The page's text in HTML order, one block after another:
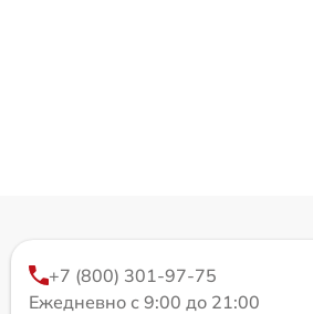
+7 (800) 301-97-75
Ежедневно с 9:00 до 21:00